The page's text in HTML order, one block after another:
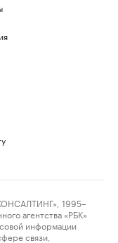
1995–
агентства «РБК»
информации
связи,